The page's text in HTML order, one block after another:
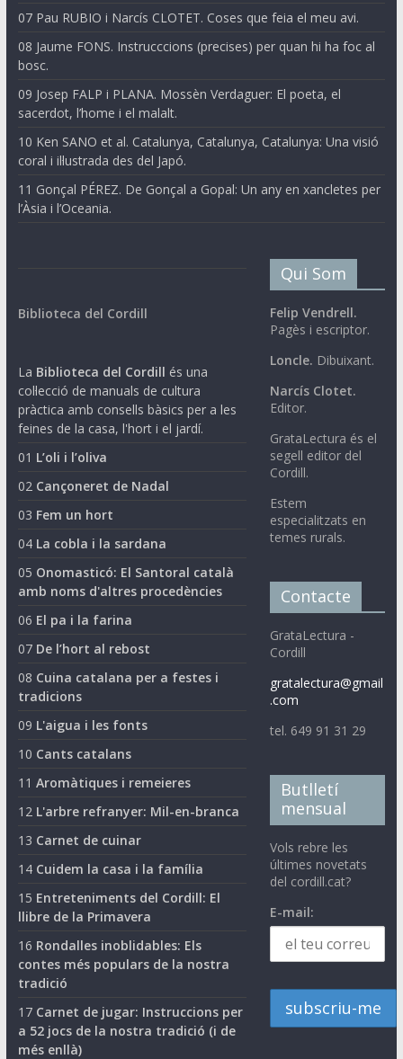
07 Pau RUBIO i Narcís CLOTET. Coses que feia el meu avi.
08 Jaume FONS. Instrucccions (precises) per quan hi ha foc al
bosc.
09 Josep FALP i PLANA. Mossèn Verdaguer: El poeta, el
sacerdot, l’home i el malalt.
10 Ken SANO et al. Catalunya, Catalunya, Catalunya: Una visió
coral i il·lustrada des del Japó.
11 Gonçal PÉREZ. De Gonçal a Gopal: Un any en xancletes per
l’Àsia i l’Oceania.
Biblioteca del Cordill
La Biblioteca del Cordill és una
col·lecció de manuals de cultura
pràctica amb consells bàsics per a les
feines de la casa, l'hort i el jardí.
01 L’oli i l’oliva
02 Cançoneret de Nadal
03 Fem un hort
04 La cobla i la sardana
05 Onomasticó: El Santoral català
amb noms d'altres procedències
06 El pa i la farina
07 De l’hort al rebost
08 Cuina catalana per a festes i
tradicions
09 L'aigua i les fonts
10 Cants catalans
11 Aromàtiques i remeieres
12 L'arbre refranyer: Mil-en-branca
13 Carnet de cuinar
14 Cuidem la casa i la família
15 Entreteniments del Cordill: El
llibre de la Primavera
16 Rondalles inoblidables: Els
contes més populars de la nostra
tradició
17 Carnet de jugar: Instruccions per
a 52 jocs de la nostra tradició (i de
més enllà)
Qui Som
Felip Vendrell.
Pagès i escriptor.
Loncle. Dibuixant.
Narcís Clotet.
Editor.
GrataLectura és el
segell editor del
Cordill.
Estem
especialitzats en
temes rurals.
Contacte
GrataLectura -
Cordill
gratalectura@gmail
.com
tel. 649 91 31 29
Butlletí
mensual
Vols rebre les
últimes novetats
del cordill.cat?
E-mail: